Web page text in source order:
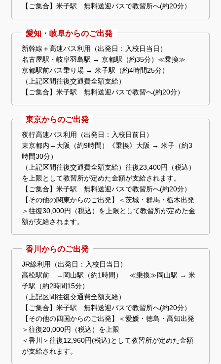
【ご集合】米子駅 無料送迎バスで教習所へ(約20分）
愛知・岐阜からのご出発
新幹線＋高速バス利用（出発日：入校日当日）
名古屋駅・岐阜羽島駅 → 京都駅（約35分）≪乗換≫
京都駅前バス乗り場 → 米子駅（約4時間25分）
（上記区間往復交通費全額支給）
【ご集合】米子駅 無料送迎バスで教習へ(約20分）
東京からのご出発
夜行高速バス利用（出発日：入校日前日）
東京都内→大阪（約9時間）《乗換》大阪 → 米子（約3
時間30分）
（上記区間往復交通費全額支給）往復23,400円（税込）
を上限として教習所が定めた金額が支給されます。
【ご集合】米子駅 無料送迎バスで教習所へ(約20分）
【その他の関東からのご出発】＜茨城・群馬・栃木出発
＞往復30,000円（税込）を上限として教習所が定めた金
額が支給されます。
香川からのご出発
JR線利用（出発日：入校日当日）
高松駅前 →岡山駅（約1時間） ≪乗換≫岡山駅 → 米
子駅（約2時間15分）
（上記区間往復交通費全額支給）
【ご集合】米子駅 無料送迎バスで教習所へ(約20分）
【その他の四国からのご出発】＜愛媛・徳島・高知出発
＞往復20,000円（税込）を上限
＜香川＞往復12,960円(税込)として教習所が定めた金額
が支給されます。